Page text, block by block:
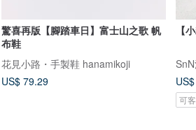
驚喜再版【腳踏車日】富士山之歌 帆
布鞋
花見小路・手製鞋 hanamikoji
US$ 79.29
【
可